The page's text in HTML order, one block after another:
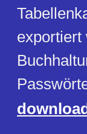
exportiert